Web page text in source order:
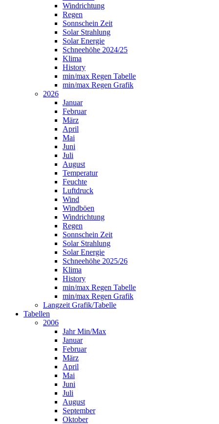
Windrichtung
Regen
Sonnschein Zeit
Solar Strahlung
Solar Energie
Schneehöhe 2024/25
Klima
History
min/max Regen Tabelle
min/max Regen Grafik
2026
Januar
Februar
März
April
Mai
Juni
Juli
August
Temperatur
Feuchte
Luftdruck
Wind
Windböen
Windrichtung
Regen
Sonnschein Zeit
Solar Strahlung
Solar Energie
Schneehöhe 2025/26
Klima
History
min/max Regen Tabelle
min/max Regen Grafik
Langzeit Grafik/Tabelle
Tabellen
2006
Jahr Min/Max
Januar
Februar
März
April
Mai
Juni
Juli
August
September
Oktober